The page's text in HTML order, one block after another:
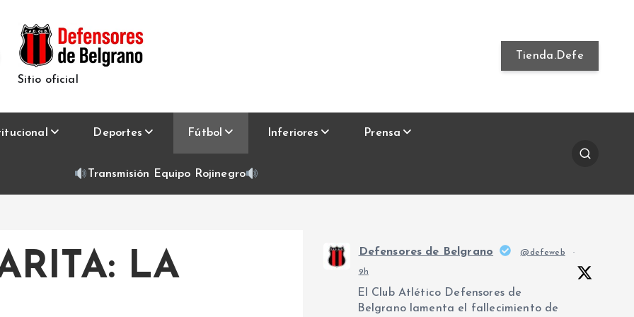
Sitio oficial
Tienda.Defe
Deportes Fútbol Inferiores Prensa
Transmisión Equipo Rojinegro
LA
Defensores de Belgrano @defeweb ·
9h
El Club Atlético Defensores de
Belgrano lamenta el fallecimiento de